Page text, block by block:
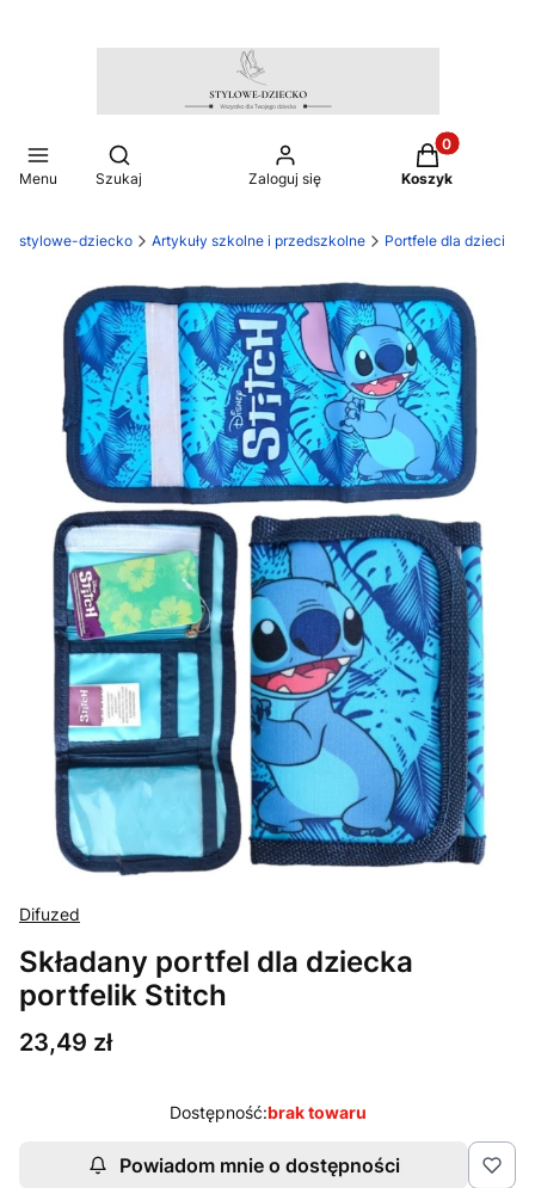
Menu
Otwórz wyszukiwarkę
Szukaj Zaloguj się
Produkty w
Koszyk
stylowe-dziecko Artykuły szkolne i przedszkolne Portfele dla dzieci
Difuzed
Składany portfel dla dziecka
portfelik Stitch
Cena
23,49 zł
Dostępność:brak towaru
Powiadom mnie o dostępności